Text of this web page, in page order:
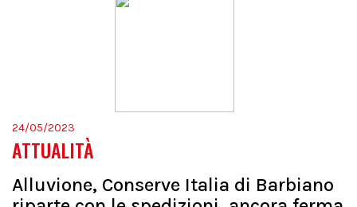
24/05/2023
ATTUALITÀ
Alluvione, Conserve Italia di Barbiano